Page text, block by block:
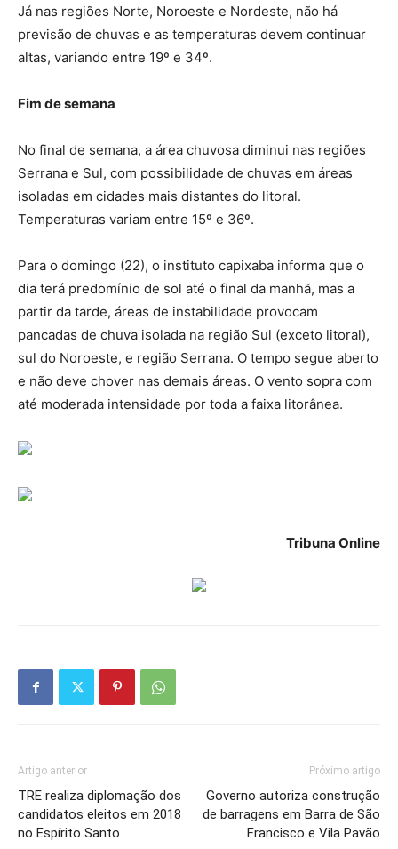
Já nas regiões Norte, Noroeste e Nordeste, não há
previsão de chuvas e as temperaturas devem continuar
altas, variando entre 19º e 34º.
Fim de semana
No final de semana, a área chuvosa diminui nas regiões
Serrana e Sul, com possibilidade de chuvas em áreas
isoladas em cidades mais distantes do litoral.
Temperaturas variam entre 15º e 36º.
Para o domingo (22), o instituto capixaba informa que o
dia terá predomínio de sol até o final da manhã, mas a
partir da tarde, áreas de instabilidade provocam
pancadas de chuva isolada na região Sul (exceto litoral),
sul do Noroeste, e região Serrana. O tempo segue aberto
e não deve chover nas demais áreas. O vento sopra com
até moderada intensidade por toda a faixa litorânea.
Tribuna Online
Artigo anterior
TRE realiza diplomação dos
candidatos eleitos em 2018
no Espírito Santo
Próximo artigo
Governo autoriza construção
de barragens em Barra de São
Francisco e Vila Pavão